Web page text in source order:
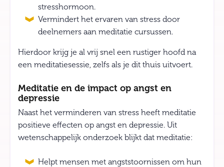
stresshormoon.
Vermindert het ervaren van stress door
deelnemers aan meditatie cursussen.
Hierdoor krijg je al vrij snel een rustiger hoofd na
een meditatiesessie, zelfs als je dit thuis uitvoert.
Meditatie en de impact op angst en
depressie
Naast het verminderen van stress heeft meditatie
positieve effecten op angst en depressie. Uit
wetenschappelijk onderzoek blijkt dat meditatie:
Helpt mensen met angststoornissen om hun